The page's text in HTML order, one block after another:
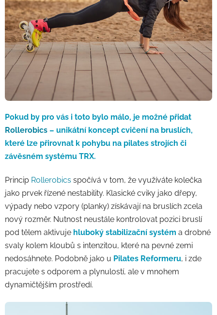
Pokud by pro vás i toto bylo málo, je možné přidat
Rollerobics – unikátní koncept cvičení na bruslích,
které lze přirovnat k pohybu na pilates strojích či
závěsném systému TRX.
Princip Rollerobics spočívá v tom, že využíváte kolečka
jako prvek řízené nestability. Klasické cviky jako dřepy,
výpady nebo vzpory (planky) získávají na bruslích zcela
nový rozměr. Nutnost neustále kontrolovat pozici bruslí
pod tělem aktivuje hluboký stabilizační systém a drobné
svaly kolem kloubů s intenzitou, které na pevné zemi
nedosáhnete. Podobně jako u Pilates Reformeru, i zde
pracujete s odporem a plynulostí, ale v mnohem
dynamičtějším prostředí.